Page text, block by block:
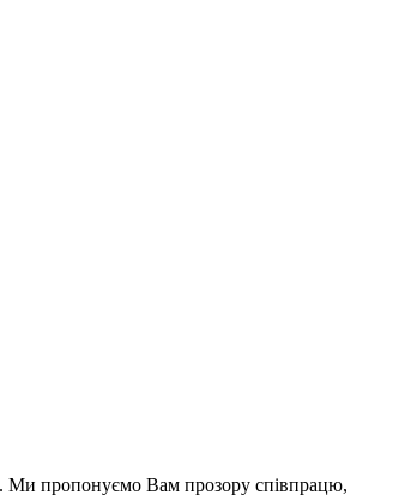
Ми пропонуємо Вам прозору співпрацю,